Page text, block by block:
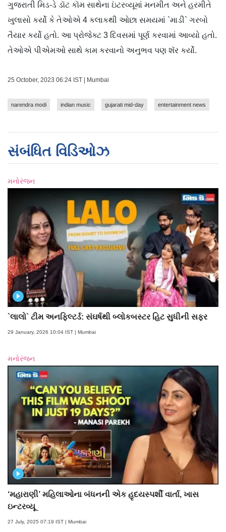
ગુજરાતી મિડ-ડે ડૉટ કૉમ સાથેના ઇંટરવ્યૂમાં મનમીત અને હરમીતે
ખુલાસો કર્યો કે તેઓએ 4 કલાકથી ઓછા સમયમાં `માડી` ગરબો
તૈયાર કર્યો હતો. આ પ્રોજેક્ટ 3 દિવસમાં પૂર્ણ કરવામાં આવ્યો હતો.
તેઓએ પીએમઓ સાથે કામ કરવાનો અનુભવ પણ શૅર કર્યો.
25 October, 2023 06:24 IST | Mumbai
narendra modi indian music gujarati mid-day entertainment news
સંબંધિત વિડિઓઝ
મનોરંજન
`લાલો` ટીમ અનફિલ્ટર્ડ: સંઘર્ષથી બ્લોકબસ્ટર હિટ સુધીની સફર
29 January, 2026 10:04 IST | Mumbai
મનોરંજન
‘મહારાણી’ મહિલાઓના બંધનની એક હૃદયસ્પર્શી વાર્તા, ખાસ
ઇન્ટરવ્યૂ
27 July, 2025 07:19 IST | Mumbai